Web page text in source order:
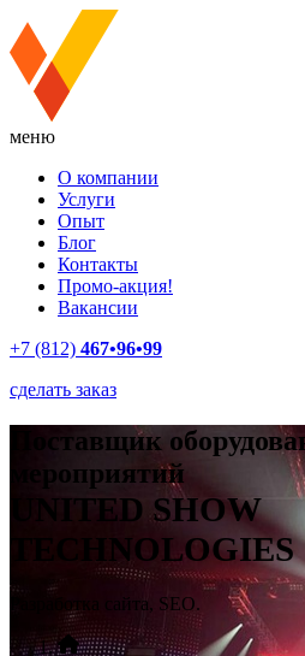
меню
О компании
Услуги
Опыт
Блог
Контакты
Промо-акция!
Вакансии
+7 (812) 467•96•99
сделать заказ
Поставщик
мероприятий
UNITED SHOW
TECHNOLOGIES
Разработка сайта, SEO.